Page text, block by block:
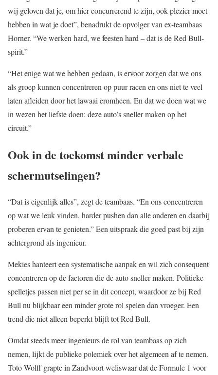
wij geloven dat je, om hier concurrerend te zijn, ook plezier moet
hebben in wat je doet”, benadrukt de opvolger van ex-teambaas
Horner. “We werken hard, we feesten hard – dat is de Red Bull-
spirit.”
“Het enige wat we hebben gedaan, is ervoor zorgen dat we ons
als groep kunnen concentreren op puur racen en ons niet te veel
laten afleiden door het lawaai eromheen. En dat we doen wat we
in wezen het liefste doen: deze auto’s sneller maken op het
circuit.”
Ook in de toekomst minder verbale
schermutselingen?
“Dat is eigenlijk alles”, zegt de teambaas. “En ons concentreren
op wat we leuk vinden, harder pushen dan alle anderen en daarbij
proberen ervan te genieten.” Een uitspraak die goed past bij zijn
achtergrond als ingenieur.
Mekies hanteert een systematische aanpak en wil zich consequent
concentreren op de factoren die de auto sneller maken. Politieke
spelletjes passen niet per se in dit concept, waardoor ze bij Red
Bull nu blijkbaar een minder grote rol spelen dan vroeger. Een
trend die niet alleen beperkt blijft tot Red Bull.
Omdat steeds meer ingenieurs de rol van teambaas op zich
nemen, lijkt de publieke polemiek over het algemeen af te nemen.
Toto Wolff grapte in Zandvoort weliswaar dat de Formule 1 voor